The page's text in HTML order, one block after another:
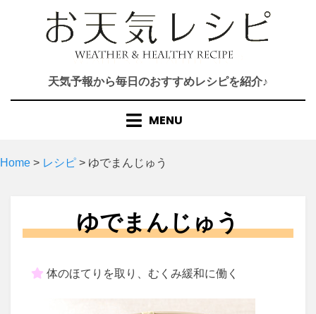
天気予報から毎日のおすすめレシピを紹介♪
MENU
Home > レシピ > ゆでまんじゅう
ゆでまんじゅう
体のほてりを取り、むくみ緩和に働く